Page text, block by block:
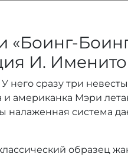
«Боинг-
И.
сразу три
американка Мэри
система
образец